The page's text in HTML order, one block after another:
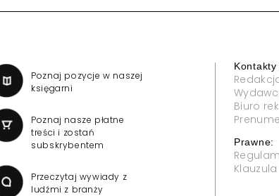
Poznaj pozycje w naszej
księgarni
Poznaj nasze płatne
treści i zostań
subskrybentem
Przeczytaj wywiady z
ludźmi z branży
Biuro
Prawne: